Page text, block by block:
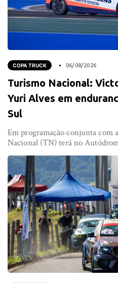
COPA TRUCK 06/08/2026
Turismo Nacional:
Yuri Alves em
Sul
Em programação conjunta com
Nacional (TN) terá no